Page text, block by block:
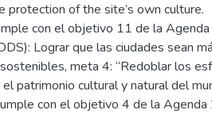
protection of the site’s own culture.
con el objetivo 11 de la
Lograr que las ciudades sean
meta 4: “Redoblar los
patrimonio cultural y natural del
con el objetivo 4 de la